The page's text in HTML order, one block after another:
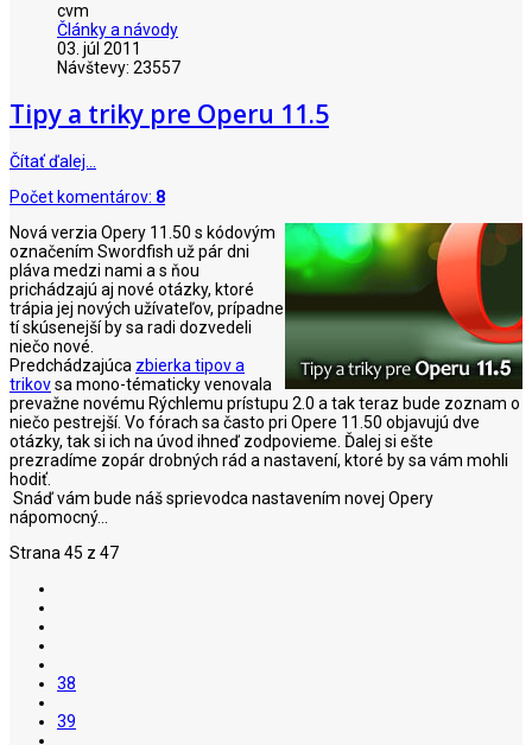
cvm
Články a návody
03. júl 2011
Návštevy: 23557
Tipy a triky pre Operu 11.5
Čítať ďalej…
Počet komentárov: 8
Nová verzia Opery 11.50 s kódovým
označením Swordfish už pár dni
pláva medzi nami a s ňou
prichádzajú aj nové otázky, ktoré
trápia jej nových užívateľov, prípadne
tí skúsenejší by sa radi dozvedeli
niečo nové.
Predchádzajúca zbierka tipov a
trikovsa mono-tématicky venovala
prevažne novému Rýchlemu prístupu 2.0 a tak teraz bude zoznam o
niečo pestrejší. Vo fórach sa často pri Opere 11.50 objavujú dve
otázky, tak si ich na úvod ihneď zodpovieme. Ďalej si ešte
prezradíme zopár drobných rád a nastavení, ktoré by sa vám mohli
hodiť.
Snáď vám bude náš sprievodca nastavením novej Opery
nápomocný...
Strana 45 z 47
38
39